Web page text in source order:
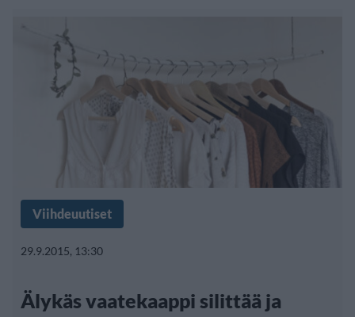
Viihdeuutiset
29.9.2015, 13:30
Älykäs vaatekaappi silittää ja